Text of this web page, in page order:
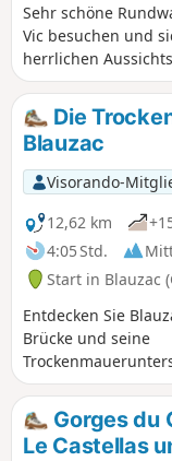
Sehr schöne
Vic besuchen und
herrlichen
davon abgeraten,
unternehmen. Es
Wegabschnitte.
Die
Blauzac
Visorando-
12,62 km
4:05 Std.
Start in Blauzac
Entdecken Sie
Brücke und seine
hauptsächlich als
Landwirte dienen.
Gorges du
Le Castellas